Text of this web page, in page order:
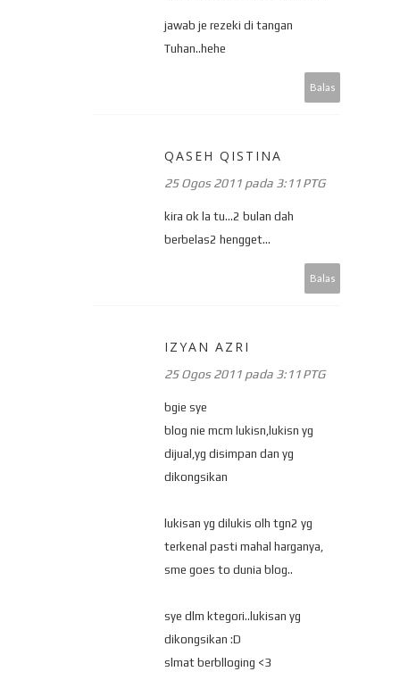
jawab je rezeki di tangan
Tuhan..hehe
Balas
QASEH QISTINA
25 Ogos 2011 pada 3:11 PTG
kira ok la tu...2 bulan dah
berbelas2 hengget...
Balas
IZYAN AZRI
25 Ogos 2011 pada 3:11 PTG
bgie sye
blog nie mcm lukisn,lukisn yg
dijual,yg disimpan dan yg
dikongsikan
lukisan yg dilukis olh tgn2 yg
terkenal pasti mahal harganya,
sme goes to dunia blog..
sye dlm ktegori..lukisan yg
dikongsikan :D
slmat berblloging <3